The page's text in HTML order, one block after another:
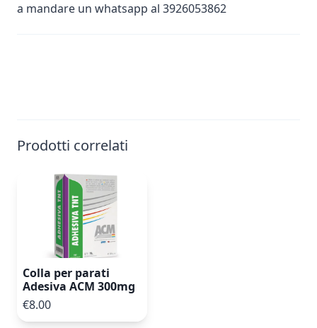
a mandare un whatsapp al 3926053862
Prodotti correlati
Colla per parati
Adesiva ACM 300mg
€8.00